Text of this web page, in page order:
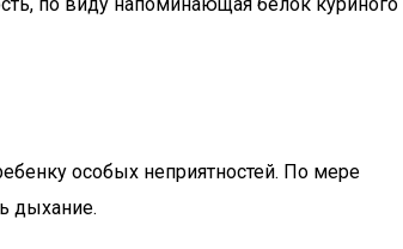
особых неприятностей. По мере
дыхание.